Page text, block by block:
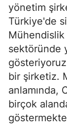
yönetim
Türkiye'de
Mühendislik
sektöründe
bir şirketiz.
anlamında,
birçok